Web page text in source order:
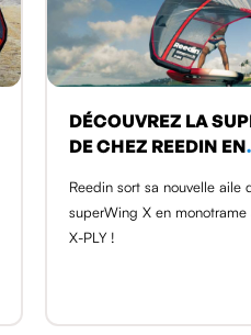
DÉCOUVREZ LA
DE CHEZ REEDIN EN
Reedin sort sa nouvelle aile
superWing X en
X-PLY !